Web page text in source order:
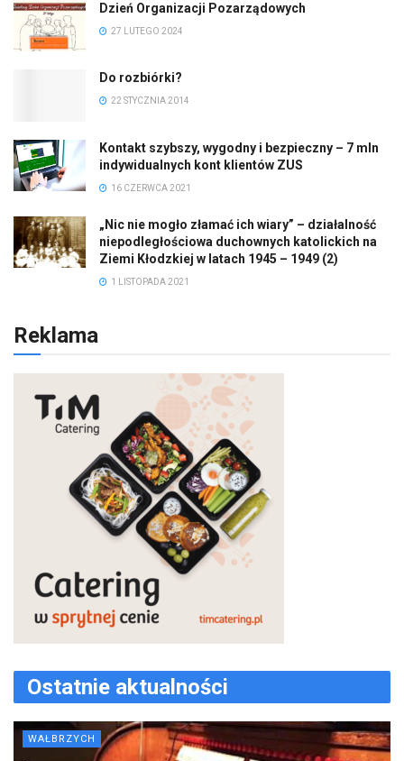
Dzień Organizacji Pozarządowych
27 LUTEGO 2024
Do rozbiórki?
22 STYCZNIA 2014
Kontakt szybszy, wygodny i bezpieczny – 7 mln
indywidualnych kont klientów ZUS
16 CZERWCA 2021
„Nic nie mogło złamać ich wiary” – działalność
niepodległościowa duchownych katolickich na
Ziemi Kłodzkiej w latach 1945 – 1949 (2)
1 LISTOPADA 2021
Reklama
Ostatnie aktualności
WAŁBRZYCH